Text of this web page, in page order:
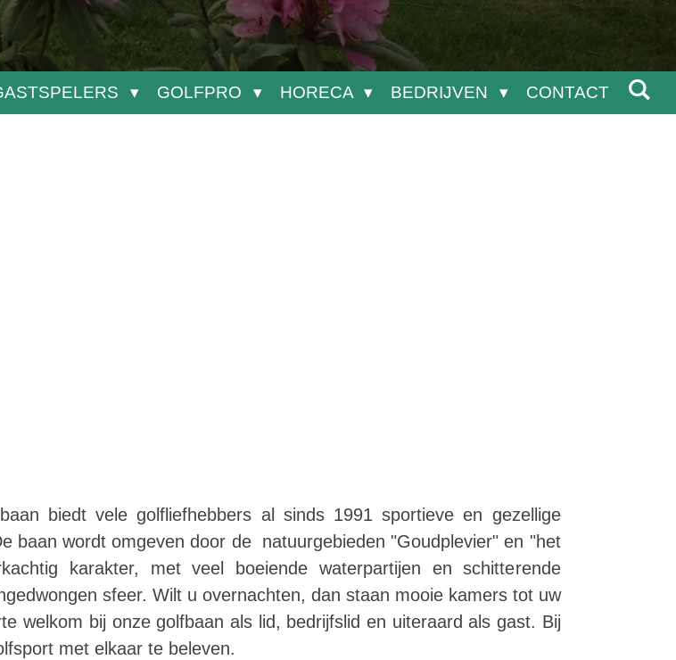
GOLFPRO HORECA BEDRIJVEN CONTACT
biedt vele golfliefhebbers al sinds 1991 sportieve en gezellige
baan wordt omgeven door de natuurgebieden "Goudplevier" en "het
karakter, met veel boeiende waterpartijen en schitterende
sfeer. Wilt u overnachten, dan staan mooie kamers tot uw
welkom bij onze golfbaan als lid, bedrijfslid en uiteraard als gast. Bij
met elkaar te beleven.